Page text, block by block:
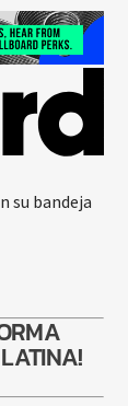
su bandeja